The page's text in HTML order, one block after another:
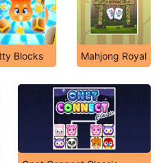
Blocks Mahjong Royal